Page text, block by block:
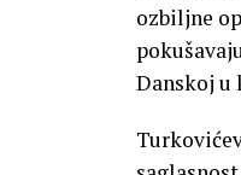
ozbiljne
Danskoj u